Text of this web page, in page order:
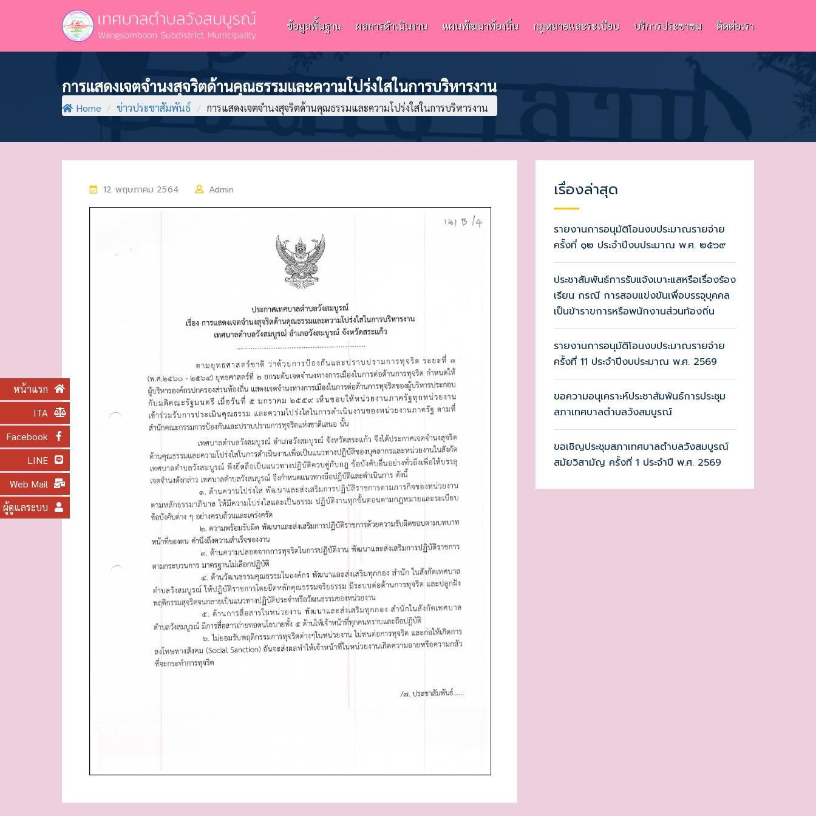
หน้าแรก
ITA
Facebook
LINE
Web Mail
ผู้ดูแลระบบ
ข้อมูลพื้นฐาน ผลการดำเนินงาน แผนพัฒนาท้องถิ่น กฎหมายและระเบียบ บริการประชาชน ติดต่อเรา
การแสดงเจตจำนงสุจริตด้านคุณธรรมและความโปร่งใสในการบริหารงาน
Home / ข่าวประชาสัมพันธ์ / การแสดงเจตจำนงสุจริตด้านคุณธรรมและความโปร่งใสในการบริหารงาน
P
O
12 พฤษภาคม 2564 Admin เรื่องล่าสุด
รายงานการอนุมัติโอนงบประมาณรายจ่าย
ครั้งที่ ๑๒ ประจำปีงบประมาณ พ.ศ. ๒๕๖๙
ประชาสัมพันธ์การรับแจ้งเบาะแสหรือเรื่องร้อง
เรียน กรณี การสอบแข่งขันเพื่อบรรจุบุคคล
เป็นข้าราขการหรือพนักงานส่วนท้องถิ่น
รายงานการอนุมัติโอนงบประมาณรายจ่าย
ครั้งที่ 11 ประจำปีงบประมาณ พ.ศ. 2569
ขอความอนุเคราะห์ประชาสัมพันธ์การประชุม
สภาเทศบาลตำบลวังสมบูรณ์
ขอเชิญประชุมสภาเทศบาลตำบลวังสมบูรณ์
สมัยวิสามัญ ครั้งที่ 1 ประจำปี พ.ศ. 2569